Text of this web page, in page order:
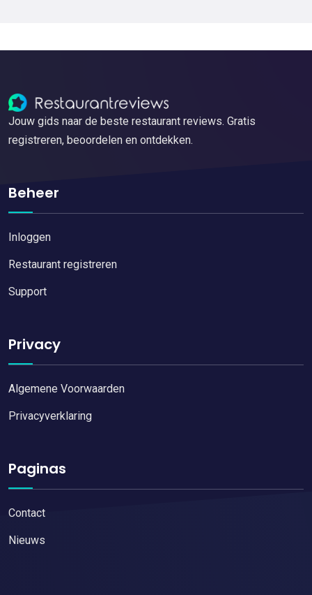
Jouw gids naar de beste restaurant reviews. Gratis
registreren, beoordelen en ontdekken.
Beheer
Inloggen
Restaurant registreren
Support
Privacy
Algemene Voorwaarden
Privacyverklaring
Paginas
Contact
Nieuws